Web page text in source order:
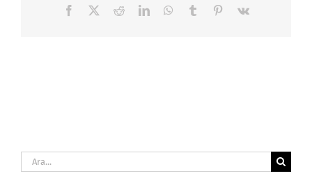
Facebook RedditLinkedInWhatsApp
Tumblr Pinterest
Vk
Ara: